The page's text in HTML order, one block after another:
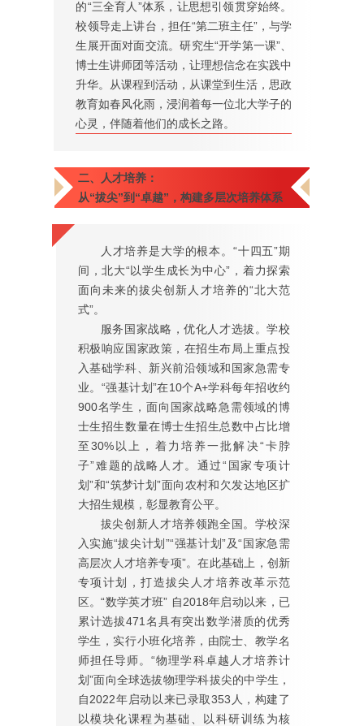
的“三全育人”体系，让思想引领贯穿始终。
校领导走上讲台，担任“第二班主任”，与学
生展开面对面交流。研究生“开学第一课”、
博士生讲师团等活动，让理想信念在实践中
升华。从课程到活动，从课堂到生活，思政
教育如春风化雨，浸润着每一位北大学子的
心灵，伴随着他们的成长之路。
二、人才培养：
从“拔尖”到“卓越”，构建多层次培养体系
人才培养是大学的根本。“十四五”期
间，北大“以学生成长为中心”，着力探索
面向未来的拔尖创新人才培养的“北大范
式”。
服务国家战略，优化人才选拔。学校
积极响应国家政策，在招生布局上重点投
入基础学科、新兴前沿领域和国家急需专
业。“强基计划”在10个A+学科每年招收约
900名学生，面向国家战略急需领域的博
士生招生数量在博士生招生总数中占比增
至30%以上，着力培养一批解决“卡脖
子”难题的战略人才。通过“国家专项计
划”和“筑梦计划”面向农村和欠发达地区扩
大招生规模，彰显教育公平。
拔尖创新人才培养领跑全国。学校深
入实施“拔尖计划”“强基计划”及“国家急需
高层次人才培养专项”。在此基础上，创新
专项计划，打造拔尖人才培养改革示范
区。“数学英才班” 自2018年启动以来，已
累计选拔471名具有突出数学潜质的优秀
学生，实行小班化培养，由院士、教学名
师担任导师。“物理学科卓越人才培养计
划”面向全球选拔物理学科拔尖的中学生，
自2022年启动以来已录取353人，构建了
以模块化课程为基础、以科研训练为核